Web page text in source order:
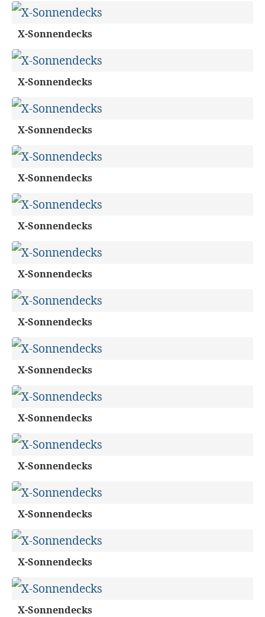
X-Sonnendecks
X-Sonnendecks
X-Sonnendecks
X-Sonnendecks
X-Sonnendecks
X-Sonnendecks
X-Sonnendecks
X-Sonnendecks
X-Sonnendecks
X-Sonnendecks
X-Sonnendecks
X-Sonnendecks
X-Sonnendecks